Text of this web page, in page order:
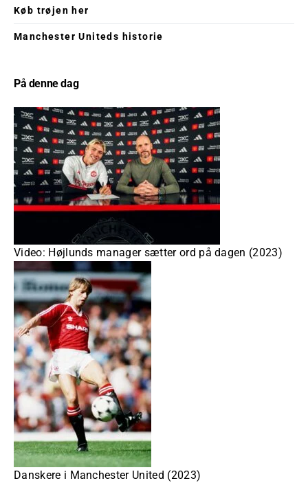
Køb trøjen her
Manchester Uniteds historie
På denne dag
Video: Højlunds manager sætter ord på dagen (2023)
Danskere i Manchester United (2023)